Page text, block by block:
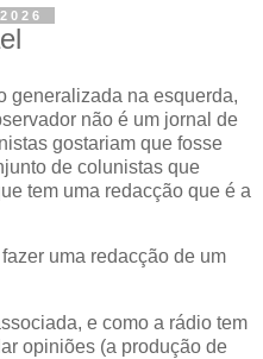
generalizada na esquerda,
não é um jornal de
gostariam que fosse
de colunistas que
tem uma redacção que é a
uma redacção de um
e como a rádio tem
opiniões (a produção de